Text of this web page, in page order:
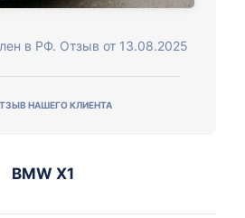
в РФ. Отзыв от 13.08.2025
НАШЕГО КЛИЕНТА
BMW X1